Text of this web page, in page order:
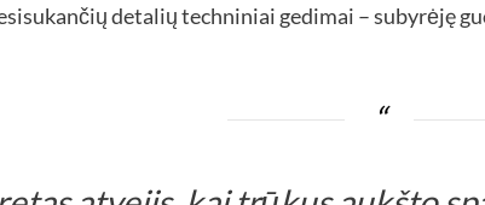
detalių techniniai gedimai – subyrėję